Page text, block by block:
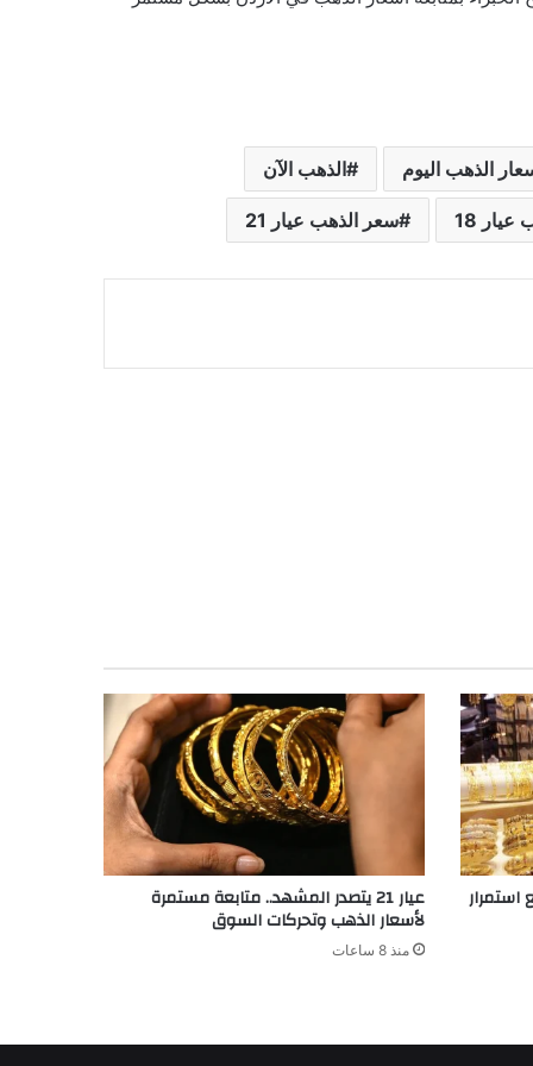
الذهب اليوم الذهب الآن
18 سعر الذهب عيار 21
استمرار عيار 21 يتصدر المشهد.. متابعة مستمرة
لأسعار الذهب وتحركات السوق
منذ 8 ساعات